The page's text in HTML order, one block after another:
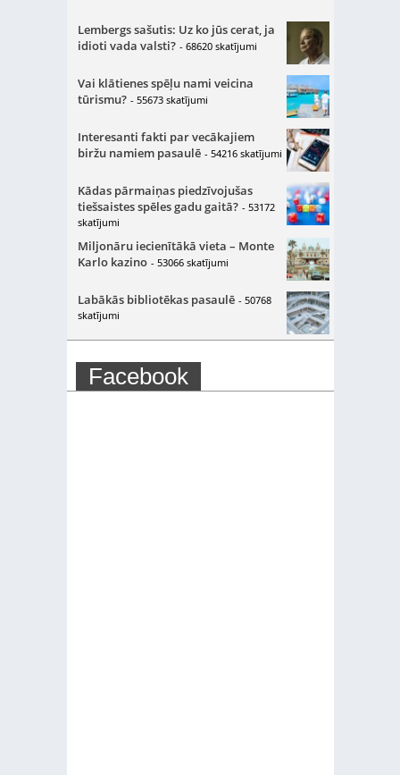
Lembergs sašutis: Uz ko jūs cerat, ja
idioti vada valsti? - 68620 skatījumi
Vai klātienes spēļu nami veicina
tūrismu? - 55673 skatījumi
Interesanti fakti par vecākajiem
biržu namiem pasaulē - 54216 skatījumi
Kādas pārmaiņas piedzīvojušas
tiešsaistes spēles gadu gaitā? - 53172
skatījumi
Miljonāru iecienītākā vieta – Monte
Karlo kazino - 53066 skatījumi
Labākās bibliotēkas pasaulē - 50768
skatījumi
Facebook